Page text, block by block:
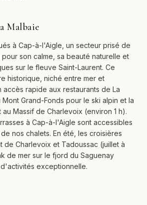
Malbaie
à Cap-à-l'Aigle, un secteur prisé de
son calme, sa beauté naturelle et
sur le fleuve Saint-Laurent. Ce
historique, niché entre mer et
accès rapide aux restaurants de La
Mont Grand-Fonds pour le ski alpin et la
au Massif de Charlevoix (environ 1 h).
à Cap-à-l'Aigle sont accessibles
nos chalets. En été, les croisières
de Charlevoix et Tadoussac (juillet à
de mer sur le fjord du Saguenay
exceptionnelle.